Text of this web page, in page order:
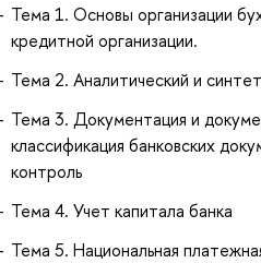
Тема 1. Основы организации
кредитной организации.
Тема 2. Аналитический и
Тема 3. Документация и
классификация банковских
контроль
Тема 4. Учет капитала банка
Тема 5. Национальная